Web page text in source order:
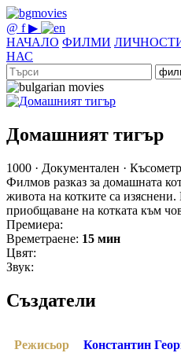
@ f ▶
НАЧАЛО ФИЛМИ
НАС
Домашният тигър
1000 · Документален ·
Филмов разказ за домашната
живота на котките са
приобщаване на котката към
Премиера:
Времетраене: 15 мин
Цвят:
Звук:
Създатели
Режисьор Константин